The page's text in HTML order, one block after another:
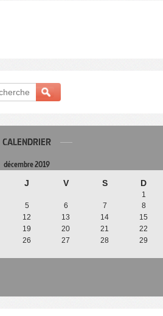
CALENDRIER
décembre 2019
J V S D
1
5 6 7
8
12 13 14
15
19 20 21
22
26 27 28
29